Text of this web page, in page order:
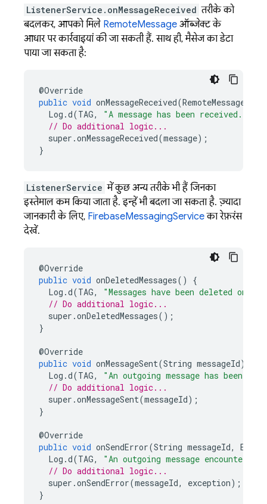
ListenerService.onMessageReceived तरीके को
बदलकर, आपको मिले RemoteMessage ऑब्जेक्ट के
आधार पर कार्रवाइयां की जा सकती हैं. साथ ही, मैसेज का डेटा
पाया जा सकता है:
@Override
public void onMessageReceived(RemoteMessage
Log .d(TAG, "A message has been received."
// Do additional logic...
super .onMessageReceived(message);
}
ListenerService में कुछ अन्य तरीके भी हैं जिनका
इस्तेमाल कम किया जाता है. इन्हें भी बदला जा सकता है. ज़्यादा
जानकारी के लिए, FirebaseMessagingServiceका रेफ़रंस
देखें.
@Override
public void onDeletedMessages()
{
Log .d(TAG,
"Messages have been deleted on
// Do additional logic...
super .onDeletedMessages();
}
@Override
public void onMessageSent(String messageId)
Log .d(TAG,
"An outgoing message has been
// Do additional logic...
super .onMessageSent(messageId);
}
@Override
public void onSendError(String messageId,
Log .d(TAG,
"An outgoing message
// Do additional logic...
super .onSendError(messageId, exception);
}